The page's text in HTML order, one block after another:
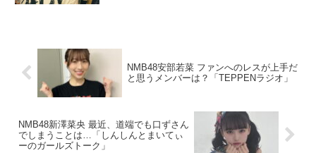
NMB48安部若菜 ファンへのレスが上手だ
と思うメンバーは？「TEPPENラジオ」
NMB48新澤菜央 最近、道端でも口ずさん
でしまうことは…「しんしんとまいてぃ
ーのガールズトーク」